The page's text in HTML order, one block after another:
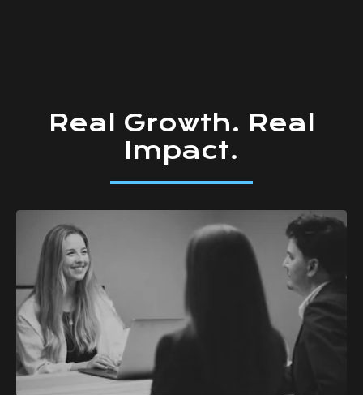
Real Growth. Real
Impact.